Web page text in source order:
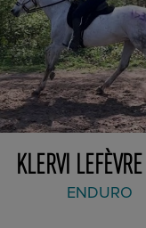
KLERVI LEFÈVRE
ENDURO